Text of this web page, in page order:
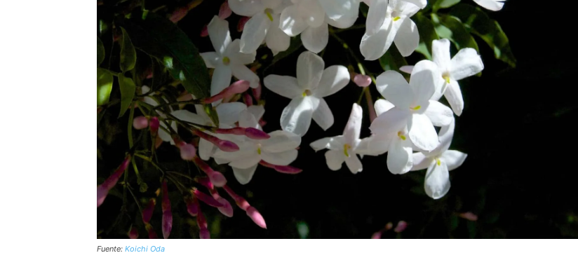
Fuente: Koichi Oda